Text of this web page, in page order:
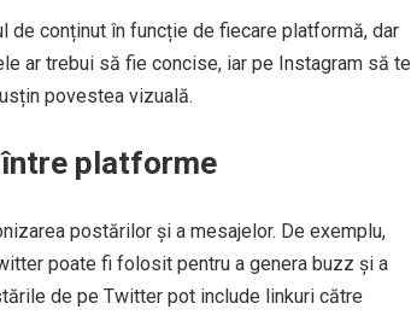
de conținut în funcție de fiecare platformă, dar
ar trebui să fie concise, iar pe Instagram să te
povestea vizuală.
platforme
postărilor și a mesajelor. De exemplu,
poate fi folosit pentru a genera buzz și a
de pe Twitter pot include linkuri către